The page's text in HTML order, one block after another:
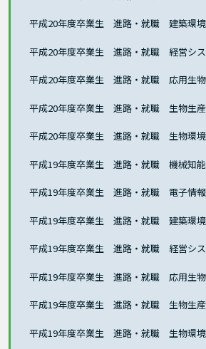
平成20年度卒業生 進路・就職 建築環
平成20年度卒業生 進路・就職 経営シ
平成20年度卒業生 進路・就職 応用生
平成20年度卒業生 進路・就職 生物生
平成20年度卒業生 進路・就職 生物環
平成19年度卒業生 進路・就職 機械知
平成19年度卒業生 進路・就職 電子情
平成19年度卒業生 進路・就職 建築環
平成19年度卒業生 進路・就職 経営シ
平成19年度卒業生 進路・就職 応用生
平成19年度卒業生 進路・就職 生物生
平成19年度卒業生 進路・就職 生物環